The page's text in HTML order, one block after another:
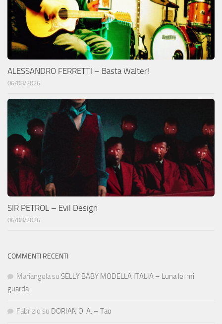
ALESSANDRO FERRETTI – Basta Walter!
06/08/2026
SIR PETROL – Evil Design
06/08/2026
COMMENTI RECENTI
Mariangela su SELLY BABY MODELLA ITALIA – Luna lei mi
guarda
Fabrizio su DORIAN O. A. – Tao